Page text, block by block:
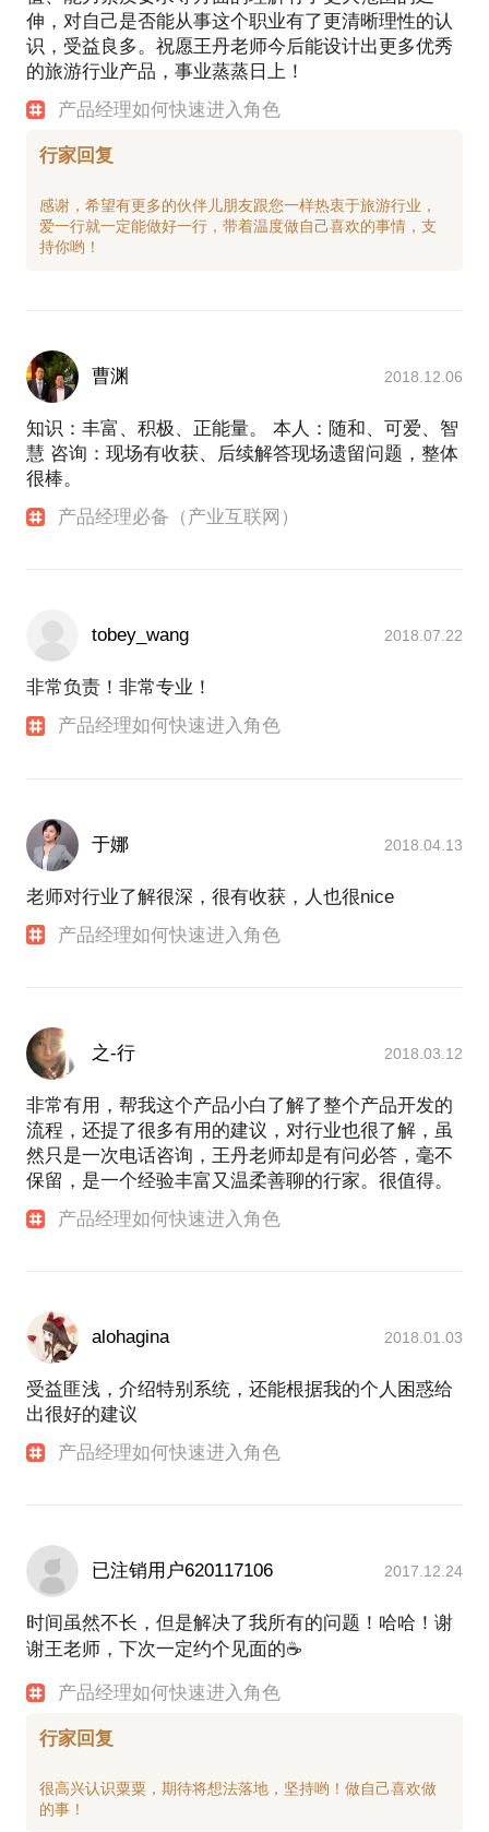
伸，对自己是否能从事这个职业有了更清晰理性的认
识，受益良多。祝愿王丹老师今后能设计出更多优秀
的旅游行业产品，事业蒸蒸日上！
产品经理如何快速进入角色
行家回复
感谢，希望有更多的伙伴儿朋友跟您一样热衷于旅游行业，
爱一行就一定能做好一行，带着温度做自己喜欢的事情，支
曹渊 2018.12.06
知识：丰富、积极、正能量。 本人：随和、可爱、智
慧 咨询：现场有收获、后续解答现场遗留问题，整体
很棒。
产品经理必备（产业互联网）
tobey_wang 2018.07.22
非常负责！非常专业！
产品经理如何快速进入角色
于娜 2018.04.13
老师对行业了解很深，很有收获，人也很nice
产品经理如何快速进入角色
之-行 2018.03.12
非常有用，帮我这个产品小白了解了整个产品开发的
流程，还提了很多有用的建议，对行业也很了解，虽
然只是一次电话咨询，王丹老师却是有问必答，毫不
保留，是一个经验丰富又温柔善聊的行家。很值得。
产品经理如何快速进入角色
alohagina 2018.01.03
受益匪浅，介绍特别系统，还能根据我的个人困惑给
出很好的建议
产品经理如何快速进入角色
已注销用户620117106 2017.12.24
时间虽然不长，但是解决了我所有的问题！哈哈！谢
谢王老师，下次一定约个见面的☕
产品经理如何快速进入角色
行家回复
很高兴认识粟粟，期待将想法落地，坚持哟！做自己喜欢做